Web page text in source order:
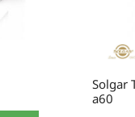
Solgar
a60